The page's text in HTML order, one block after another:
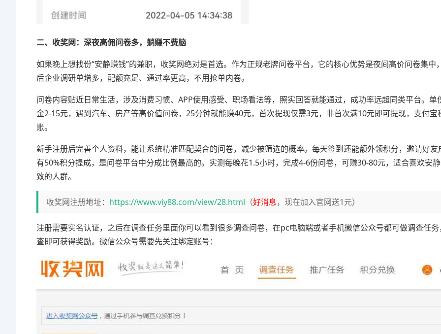
二、收奖网：深夜高佣问卷多，躺赚不费脑
如果晚上想找份“安静赚钱”的兼职，收奖网绝对是首选。作为正规老牌问卷平台，它的核心优势是夜间高价问卷集中
后企业调研单增多，配额充足、通过率更高，不用抢单内卷。
问卷内容贴近日常生活，涉及消费习惯、APP使用感受、职场看法等，照实回答就能通过，成功率远超同类平台。单
金2-15元，遇到汽车、房产等高价值问卷，25分钟就能赚40元，首次提现仅需3元，非首次满10元即可提现，支付宝
账。
新手注册后完善个人资料，能让系统精准匹配契合的问卷，减少被筛选的概率。每天签到还能额外领积分，邀请好友
有50%积分提成，是问卷平台中分成比例最高的。实测每晚花1.5小时，完成4-6份问卷，可赚30-80元，适合喜欢安
致的人群。
收奖网注册地址： https://www.viy88.com/view/28.html （好消息，现在加入官网送1元）
注册需要实名认证，之后在调查任务里面你可以看到很多调查问卷，在pc电脑端或者手机微信公众号都可做调查任
查即可获得奖励。微信公众号需要先关注绑定账号：